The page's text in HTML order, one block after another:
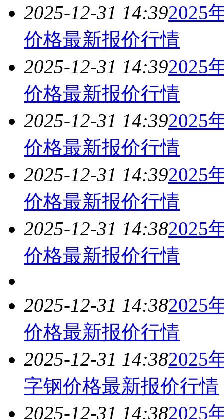
2025-12-31 14:392025
价格最新报价行情
2025-12-31 14:392025
价格最新报价行情
2025-12-31 14:392025
价格最新报价行情
2025-12-31 14:392025
价格最新报价行情
2025-12-31 14:382025
价格最新报价行情
2025-12-31 14:382025
价格最新报价行情
2025-12-31 14:382025
字钢价格最新报价行情
2025-12-31 14:382025